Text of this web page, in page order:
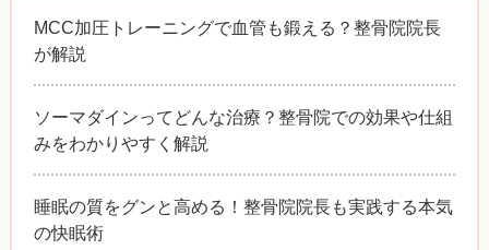
MCC加圧トレーニングで血管も鍛える？整骨院院長
が解説
ソーマダインってどんな治療？整骨院での効果や仕組
みをわかりやすく解説
睡眠の質をグンと高める！整骨院院長も実践する本気
の快眠術